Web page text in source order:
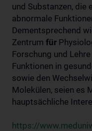
und Substanzen, die
abnormale
Dementsprechend
Zentrum für
Forschung und
Funktionen in
sowie den
Molekülen, seien es
hauptsächliche
https://